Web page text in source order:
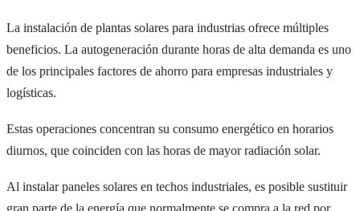
La instalación de plantas solares para industrias ofrece múltiples
beneficios. La autogeneración durante horas de alta demanda es uno
de los principales factores de ahorro para empresas industriales y
logísticas.
Estas operaciones concentran su consumo energético en horarios
diurnos, que coinciden con las horas de mayor radiación solar.
Al instalar paneles solares en techos industriales, es posible sustituir